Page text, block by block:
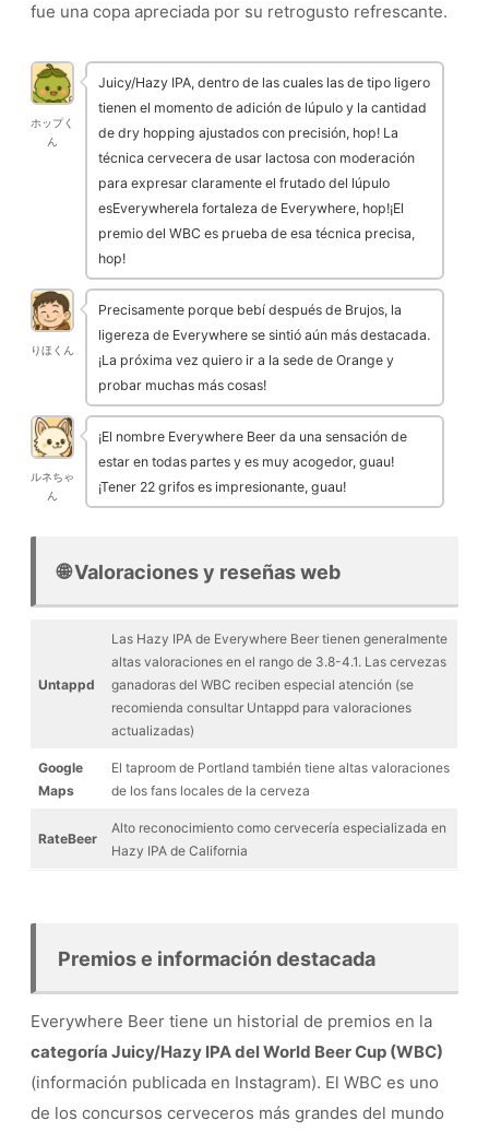
fue una copa apreciada por su retrogusto refrescante.
ホップく
ん
Juicy/Hazy IPA, dentro de las cuales las de tipo ligero
tienen el momento de adición de lúpulo y la cantidad
de dry hopping ajustados con precisión, hop! La
técnica cervecera de usar lactosa con moderación
para expresar claramente el frutado del lúpulo
esEverywherela fortaleza de Everywhere, hop!¡El
premio del WBC es prueba de esa técnica precisa,
hop!
りほくん
Precisamente porque bebí después de Brujos, la
ligereza de Everywhere se sintió aún más destacada.
¡La próxima vez quiero ir a la sede de Orange y
probar muchas más cosas!
ルネちゃ
ん
¡El nombre Everywhere Beer da una sensación de
estar en todas partes y es muy acogedor, guau!
¡Tener 22 grifos es impresionante, guau!
🌐 Valoraciones y reseñas web
Untappd
Las Hazy IPA de Everywhere Beer tienen generalmente
altas valoraciones en el rango de 3.8-4.1. Las cervezas
ganadoras del WBC reciben especial atención (se
recomienda consultar Untappd para valoraciones
actualizadas)
Google
Maps
El taproom de Portland también tiene altas valoraciones
de los fans locales de la cerveza
RateBeer
Alto reconocimiento como cervecería especializada en
Hazy IPA de California
Premios e información destacada
Everywhere Beer tiene un historial de premios en la
categoría Juicy/Hazy IPA del World Beer Cup (WBC)
(información publicada en Instagram). El WBC es uno
de los concursos cerveceros más grandes del mundo